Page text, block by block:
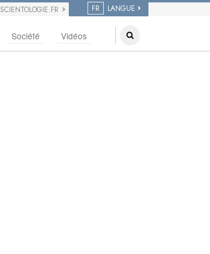
SCIENTOLOGIE.FR FR LANGUE
Société Vidéos